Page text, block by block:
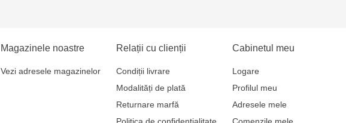
Magazinele noastre
Vezi adresele magazinelor
Relații cu clienții
Condiții livrare
Modalități de plată
Returnare marfă
Politica de confidențialitate
Cabinetul meu
Logare
Profilul meu
Adresele mele
Comenzile mele